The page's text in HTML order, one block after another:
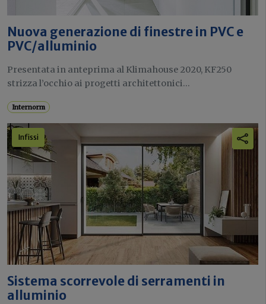
Nuova generazione di finestre in PVC e
PVC/alluminio
Presentata in anteprima al Klimahouse 2020, KF250
strizza l’occhio ai progetti architettonici...
Internorm
Infissi
Sistema scorrevole di serramenti in
alluminio